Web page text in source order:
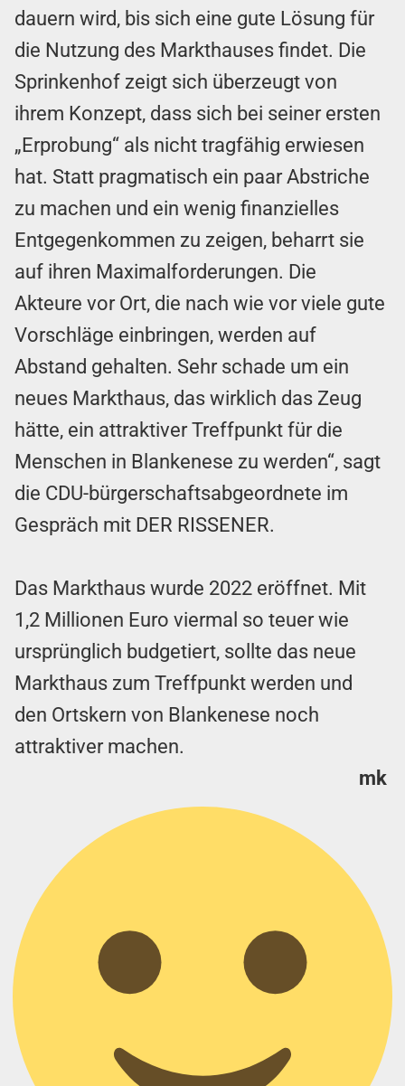
dauern wird, bis sich eine gute Lösung für
die Nutzung des Markthauses findet. Die
Sprinkenhof zeigt sich überzeugt von
ihrem Konzept, dass sich bei seiner ersten
„Erprobung“ als nicht tragfähig erwiesen
hat. Statt pragmatisch ein paar Abstriche
zu machen und ein wenig finanzielles
Entgegenkommen zu zeigen, beharrt sie
auf ihren Maximalforderungen. Die
Akteure vor Ort, die nach wie vor viele gute
Vorschläge einbringen, werden auf
Abstand gehalten. Sehr schade um ein
neues Markthaus, das wirklich das Zeug
hätte, ein attraktiver Treffpunkt für die
Menschen in Blankenese zu werden“, sagt
die CDU-bürgerschaftsabgeordnete im
Gespräch mit DER RISSENER.
Das Markthaus wurde 2022 eröffnet. Mit
1,2 Millionen Euro viermal so teuer wie
ursprünglich budgetiert, sollte das neue
Markthaus zum Treffpunkt werden und
den Ortskern von Blankenese noch
attraktiver machen.
mk